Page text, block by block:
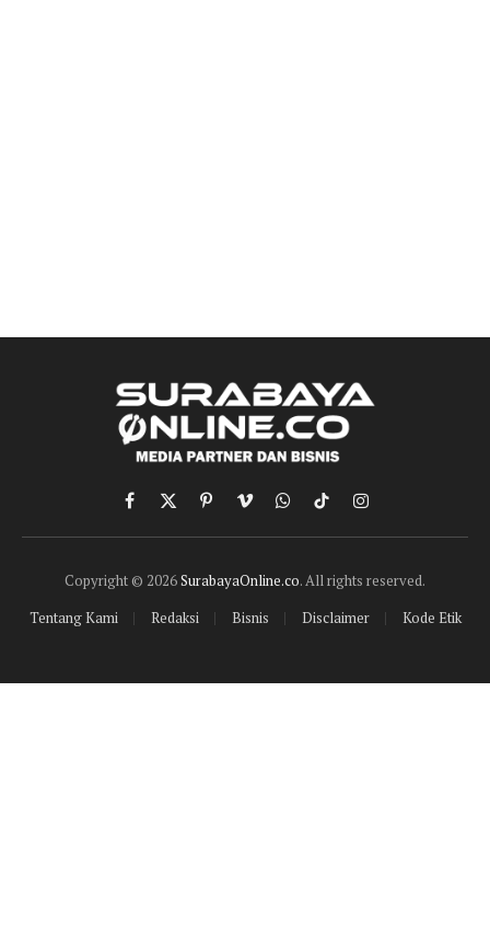
Facebook
X
(Twitter)
PinterestVimeoWhatsApp
TikTokInstagram
Copyright © 2026SurabayaOnline.co. All rights reserved.
Tentang Kami
Redaksi Bisnis Disclaimer Kode Etik